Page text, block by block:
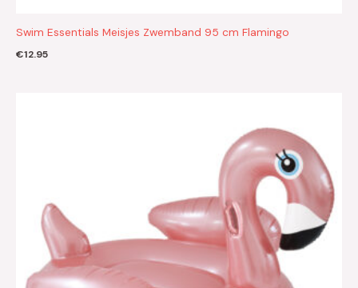
Swim Essentials Meisjes Zwemband 95 cm Flamingo
€12.95